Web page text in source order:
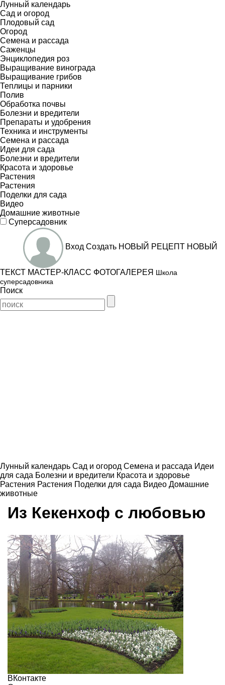
Лунный календарь
Сад и огород
Плодовый сад
Огород
Семена и рассада
Саженцы
Энциклопедия роз
Выращивание винограда
Выращивание грибов
Теплицы и парники
Полив
Обработка почвы
Болезни и вредители
Препараты и удобрения
Техника и инструменты
Семена и рассада
Идеи для сада
Болезни и вредители
Красота и здоровье
Растения
Растения
Поделки для сада
Видео
Домашние животные
Суперсадовник
Вход Создать НОВЫЙ РЕЦЕПТ НОВЫЙ
ТЕКСТ МАСТЕР-КЛАСС ФОТОГАЛЕРЕЯ Школа
суперсадовника
Поиск
Лунный календарь Сад и огород Семена и рассада Идеи
для сада Болезни и вредители Красота и здоровье
Растения Растения Поделки для сада Видео Домашние
животные
Из Кекенхоф с любовью
ВКонтакте